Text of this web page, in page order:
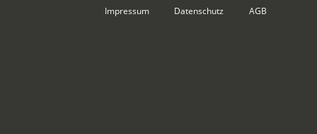
Impressum Datenschutz AGB